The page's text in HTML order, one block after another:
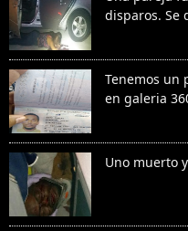
disparos. Se
Tenemos un
en galeria
Uno muerto